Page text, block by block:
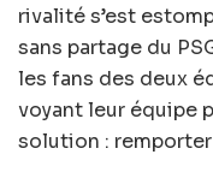
rivalité s’est
sans partage du
les fans des deux
voyant leur équipe
solution :